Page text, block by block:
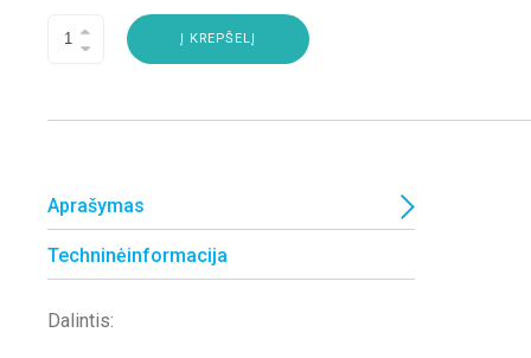
Į KREPŠELĮ
Aprašymas
Techninėinformacija
Dalintis: